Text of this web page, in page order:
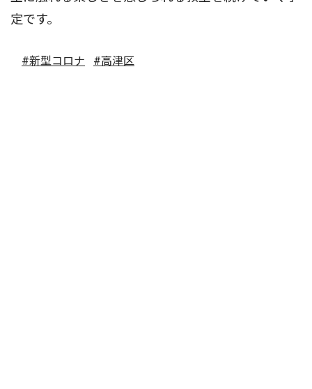
定です。
#新型コロナ #高津区